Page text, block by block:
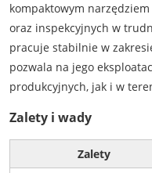
kompaktowym
oraz inspekcyjnych w
pracuje stabilnie w
pozwala na jego
produkcyjnych, jak i w
Zalety i wady
Zalety